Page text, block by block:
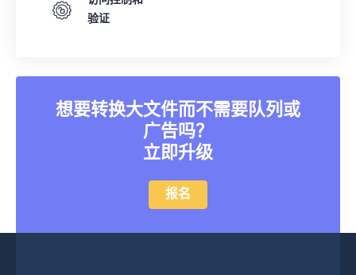
验证
想要转换大文件而不需要队列或
广告吗？
立即升级
报名